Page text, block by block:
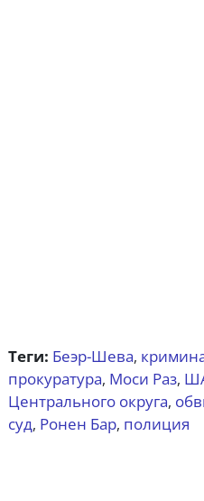
Теги: Беэр-Шева,
прокуратура, Моси Раз,
Центрального округа,
суд, Ронен Бар, полиция